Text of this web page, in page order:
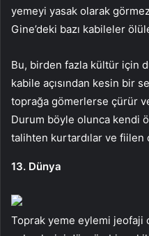
yemeyi yasak olarak
Gine’deki bazı kabileler
Bu, birden fazla kültür için
kabile açısından kesin bir
toprağa gömerlerse çürür
Durum böyle olunca kendi
talihten kurtardılar ve fiilen
13. Dünya
Toprak yeme eylemi jeofaji